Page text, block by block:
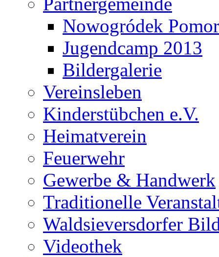
Nowogródek
Jugendcamp 2013
Bildergalerie
Vereinsleben
Kinderstübchen e.V.
Heimatverein
Feuerwehr
Gewerbe & Handwerk
Traditionelle
Waldsieversdorfer
Videothek